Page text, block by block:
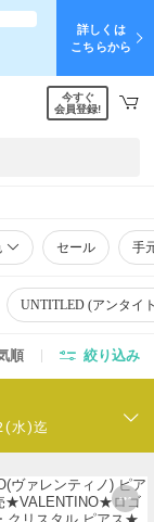
詳しくは
こちらから
今すぐ
会員登録!
セール 手
UNTITLED (アンタイ
順 絞り込み
水)迄